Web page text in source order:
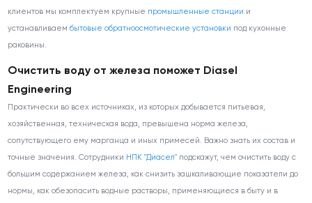
клиентов мы комплектуем крупные промышленные станции и
устанавливаембытовые обратноосмотические установки под кухонные
раковины.
Очистить воду от железа поможет Diasel
Engineering
Практически во всех источниках, из которых добывается питьевая,
хозяйственная, техническая вода, превышена норма железа,
сопутствующего ему марганца и иных примесей. Важно знать их состав и
точные значения. Сотрудники НПК "Диасел" подскажут, чем очистить воду с
большим содержанием железа, как снизить зашкаливающие показатели до
нормы, как обезопасить водные растворы, применяющиеся в быту и в